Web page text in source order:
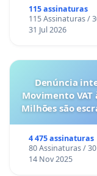
115 assinaturas
115 Assinaturas /
31 Jul 2026
Denúncia
Movimento VAT
Milhões são
4 475 assinaturas
80 Assinaturas /
14 Nov 2025